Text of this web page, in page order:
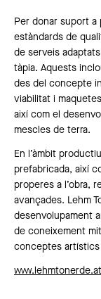
Per donar suport a
estàndards de
de serveis
tàpia. Aquests
des del concepte
viabilitat i
així com el
mescles de terra.
En l’àmbit
prefabricada, així
properes a l’obra,
avançades. Lehm
desenvolupament
de coneixement
conceptes artístics
www.lehmtonerde.at